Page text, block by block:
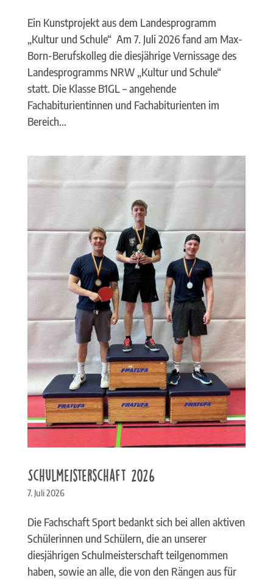
Ein Kunstprojekt aus dem Landesprogramm
„Kultur und Schule“ Am 7. Juli 2026 fand am Max-
Born-Berufskolleg die diesjährige Vernissage des
Landesprogramms NRW „Kultur und Schule“
statt. Die Klasse B1GL – angehende
Fachabiturientinnen und Fachabiturienten im
Bereich...
Schulmeisterschaft 2026
7. Juli 2026
Die Fachschaft Sport bedankt sich bei allen aktiven
Schülerinnen und Schülern, die an unserer
diesjährigen Schulmeisterschaft teilgenommen
haben, sowie an alle, die von den Rängen aus für